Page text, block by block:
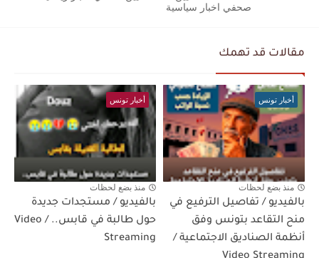
صحفي اخبار سياسية
مقالات قد تهمك
أخبار تونس
منذ بضع لحظات
بالفيديو / تفاصيل الترفيع في
منح التقاعد بتونس وفق
أنظمة الصناديق الاجتماعية /
أخبار تونس
منذ بضع لحظات
بالفيديو / مستجدات جديدة
حول طالبة في قابس.. / Video
Streaming